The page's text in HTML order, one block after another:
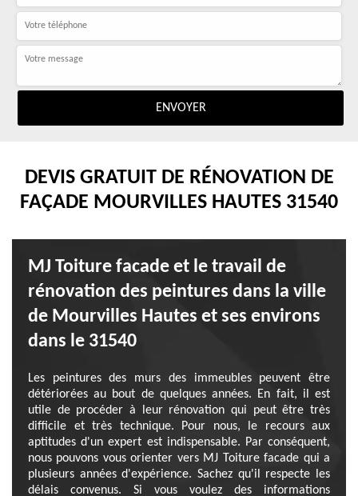
DEVIS GRATUIT DE RÉNOVATION DE
FAÇADE MOURVILLES HAUTES 31540
MJ Toiture facade et le travail de
rénovation des peintures dans la ville
de Mourvilles Hautes et ses environs
dans le 31540
Les peintures des murs des immeubles peuvent être
détériorées au bout de quelques années. En fait, il est
utile de procéder à leur rénovation qui peut être très
difficile et très technique. Pour nous, le recours aux
aptitudes d'un expert est indispensable. Par conséquent,
nous pouvons vous orienter vers MJ Toiture facade qui a
plusieurs années d'expérience. Sachez qu'il respecte les
délais convenus. Si vous voulez des informations